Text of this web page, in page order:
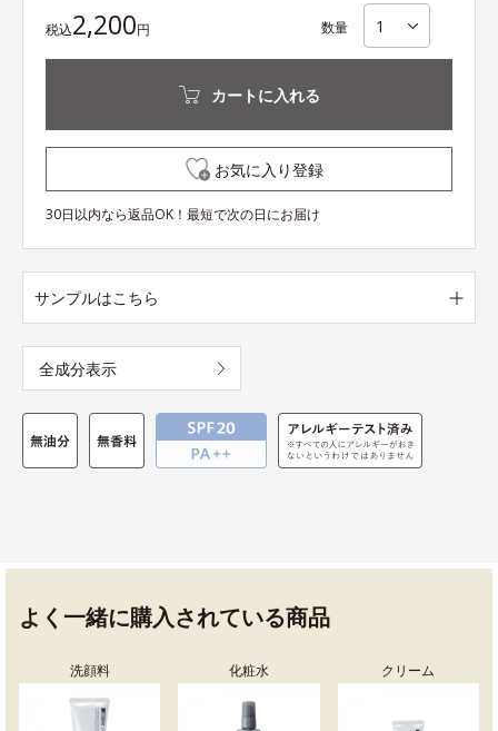
税込2,200円 数量
カートに入れる
お気に入り登録
30日以内なら返品OK！最短で次の日にお届け
サンプルはこちら
全成分表示
よく一緒に購入されている商品
洗顔料 化粧水 クリーム